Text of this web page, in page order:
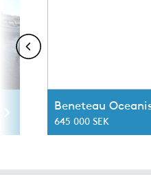
Beneteau
645 000 SEK